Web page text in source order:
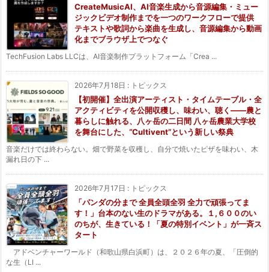
CreateMusicAI、AI音楽生成から音源編集・ミュー
ジックビデオ制作までを一つのワークフローで提供
テキストや歌詞から楽曲を生成し、音源編集から動画
化までブラウザ上でつなぐ
TechFusion Labs LLCは、AI音楽制作プラットフォーム「Crea ...
2026年7月18日 : トピックス
【初開催】全出演アーティスト・タイムテーブル・全
アクティビティを公開収穫し、味わい、聴く——農と
暮らしに触れる、八ヶ岳の二日間 八ヶ岳農業大学校
を舞台にした、“Cultivent”という新しい祭典
音楽だけでは終わらない。畑で野菜を収穫し、自分で焼いたピザを味わい、木
漏れ日の下 ...
2026年7月17日 : トピックス
「パンダの分まで 全員全頭全羽 全力で頑張ってま
す！」台本のない生のドラマがある。１,６００のい
のちが、生きている！「夏の特別イベント」が一斉ス
タート
アドベンチャーワールド（和歌山県白浜町）は、２０２６年の夏、「圧倒的
な生（LI ...